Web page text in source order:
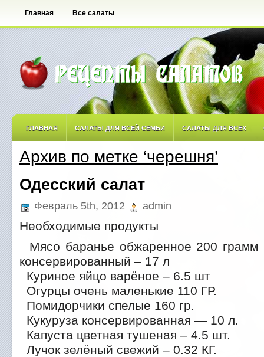
Главная Все салаты
ГЛАВНАЯ САЛАТЫ ДЛЯ ВСЕЙ СЕМЬИ САЛАТЫ ДЛЯ ВСЕХ
САЛАТЫ ОСТРЫЕ САЛАТЫ ПО АВТОРСКИМ РЕЦЕПТАМ
САЛАТЫ С ФРУКТАМИ
Архив по метке ‘черешня’
Одесский салат
Февраль 5th, 2012 admin
Необходимые продукты
Мясо баранье обжаренное 200
консервированный – 17 л
Куриное яйцо варёное – 6.5 шт
Огурцы очень маленькие 110 ГР.
Помидорчики спелые 160 гр.
Кукуруза консервированная — 10 л.
Капуста цветная тушеная – 4.5 шт.
Лучок зелёный свежий – 0.32 КГ.